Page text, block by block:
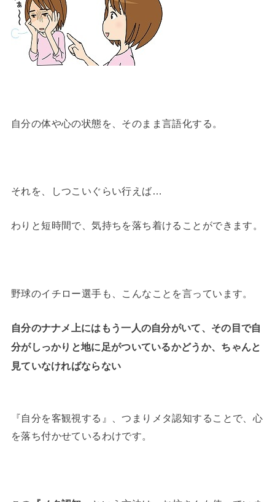
自分の体や心の状態を、そのまま言語化する。
それを、しつこいぐらい行えば…
わりと短時間で、気持ちを落ち着けることができます。
野球のイチロー選手も、こんなことを言っています。
自分のナナメ上にはもう一人の自分がいて、その目で自
分がしっかりと地に足がついているかどうか、ちゃんと
見ていなければならない
『自分を客観視する』、つまりメタ認知することで、心
を落ち付かせているわけです。